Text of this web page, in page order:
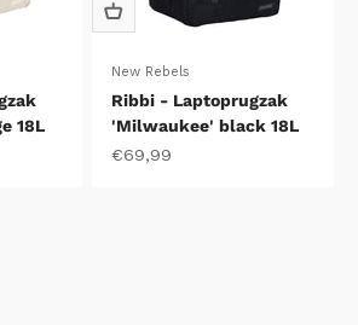
18L
New Rebels
Ribbi - Laptoprugzak
'Milwaukee' black 18L
Aanbiedingsprijs
€69,99